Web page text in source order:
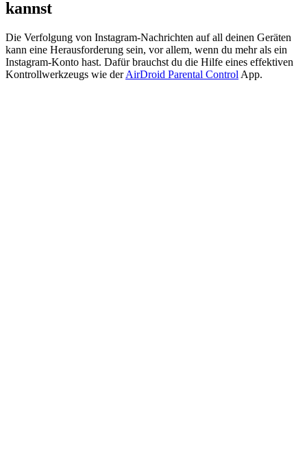
kannst
Die Verfolgung von Instagram-Nachrichten auf all deinen Geräten
kann eine Herausforderung sein, vor allem, wenn du mehr als ein
Instagram-Konto hast. Dafür brauchst du die Hilfe eines effektiven
Kontrollwerkzeugs wie derAirDroid Parental Control App.